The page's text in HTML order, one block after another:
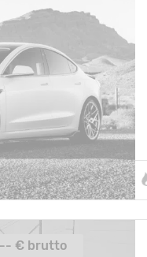
€ brutto